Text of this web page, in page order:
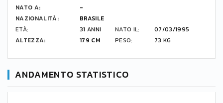
NATO A:
-
NAZIONALITÀ:
BRASILE
ETÀ:
31 ANNI NATO IL:
07/03/1995
ALTEZZA:
179 CM PESO: 73 KG
ANDAMENTO STATISTICO